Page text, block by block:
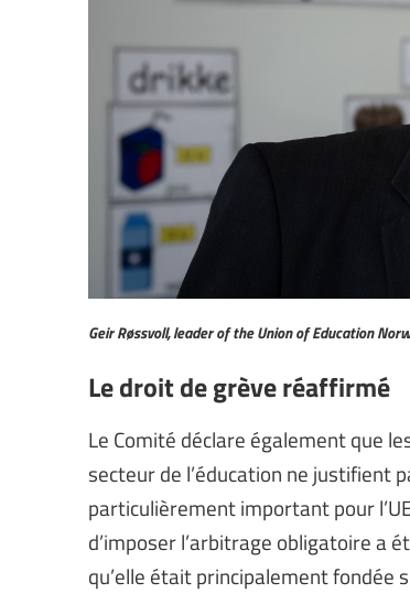
Geir Røssvoll, leader of the Union of Education
Le droit de grève réaffirmé
Le Comité déclare également que
secteur de l’éducation ne justifient
particulièrement important pour
d’imposer l’arbitrage obligatoire a
qu’elle était principalement fondée